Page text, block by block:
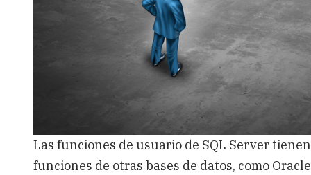
Las funciones de usuario de SQL Server
funciones de otras bases de datos, como